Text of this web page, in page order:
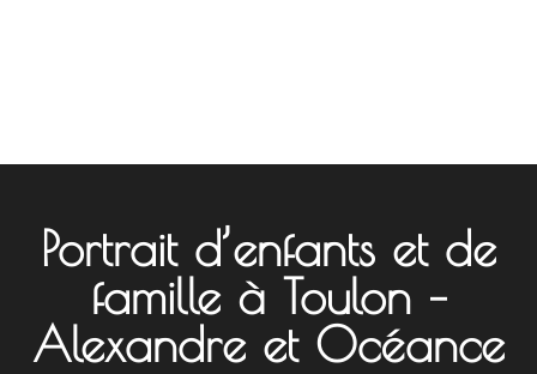
Portrait d’enfants et de
famille à Toulon –
Alexandre et Océance